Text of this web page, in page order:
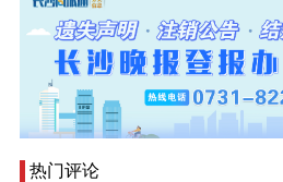
热门评论